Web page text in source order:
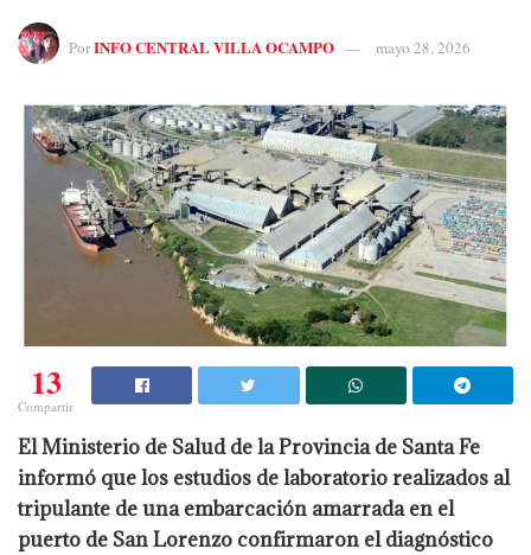
PorINFO CENTRAL VILLA OCAMPO mayo 28, 2026
13
Compartir
El Ministerio de Salud de la Provincia de Santa Fe
informó que los estudios de laboratorio realizados al
tripulante de una embarcación amarrada en el
puerto de San Lorenzo confirmaron el diagnóstico